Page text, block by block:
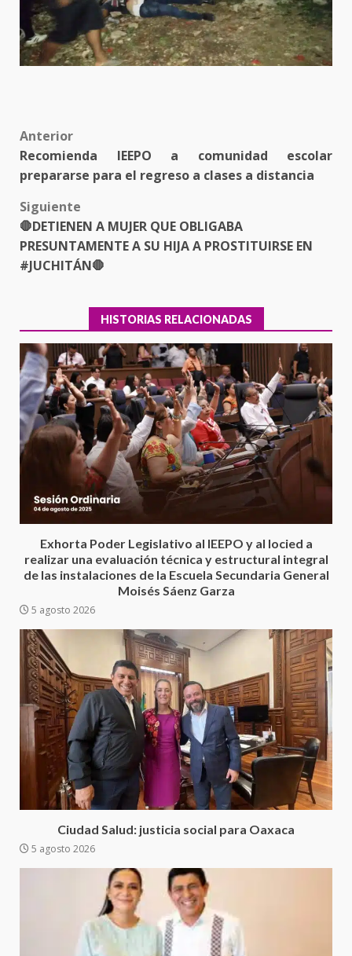
Post
navigation
Anterior
Recomienda IEEPO a comunidad escolar
prepararse para el regreso a clases a distancia
Siguiente
🛑DETIENEN A MUJER QUE OBLIGABA
PRESUNTAMENTE A SU HIJA A PROSTITUIRSE EN
#JUCHITÁN🛑
HISTORIAS RELACIONADAS
Exhorta Poder Legislativo al IEEPO y al Iocied a
realizar una evaluación técnica y estructural integral
de las instalaciones de la Escuela Secundaria General
Moisés Sáenz Garza
5 agosto 2026
Ciudad Salud: justicia social para Oaxaca
5 agosto 2026
3
Encuentro de Ariadna Montiel
con el Gobernador Salomón Jara
Cruz reafirma la consolidación
de la transformación en
territorio oaxaqueño
30 julio 2026
4
Juan Mazatlán
20 julio 2026
5
Sanciona Municipio de Oaxaca
de Juárez caso de maltrato
animal tras denuncia ciudadana
16 julio 2026
6
Detienen a Ernesto Ruffo en Baja
California; FGR lo investiga por
presuntos delitos de
16 julio 2026
Sin paso carretera Oaxaca-
Cuacnopalan
26 junio 2026